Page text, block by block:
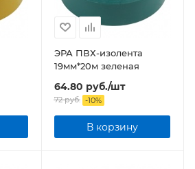
ЭРА ПВХ-изолента
19мм*20м зеленая
64.80 руб./шт
72руб. -10%
В корзину